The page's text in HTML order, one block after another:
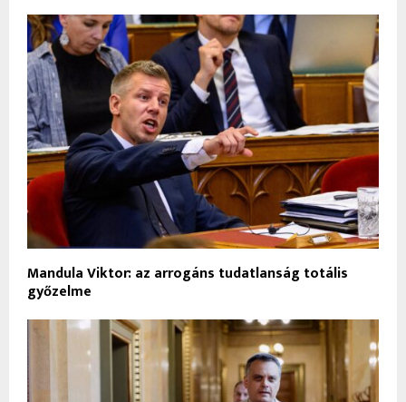
Mandula Viktor: az arrogáns tudatlanság totális
győzelme